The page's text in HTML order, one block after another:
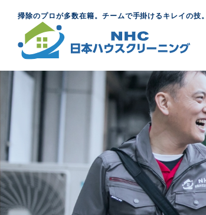
掃除のプロが多数在籍。チームで手掛けるキレイの技。